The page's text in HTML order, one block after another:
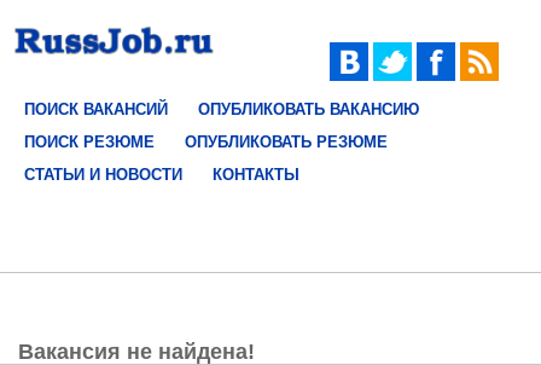
ПОИСК ВАКАНСИЙ
ОПУБЛИКОВАТЬ ВАКАНСИЮ
ПОИСК РЕЗЮМЕ
ОПУБЛИКОВАТЬ РЕЗЮМЕ
СТАТЬИ И НОВОСТИ
КОНТАКТЫ
Вакансия не найдена!